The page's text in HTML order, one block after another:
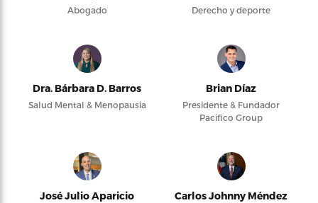
Abogado Derecho y deporte
Dra. Bárbara D. Barros
Salud Mental & Menopausia
Brian Díaz
Presidente & Fundador
Pacifico Group
José Julio Aparicio
Carlos Johnny Méndez